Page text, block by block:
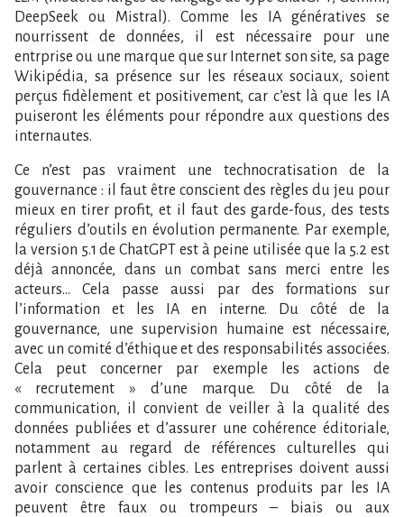
DeepSeek ou Mistral). Comme les IA génératives se
nourrissent de données, il est nécessaire pour une
entrprise ou une marque que sur Internet son site, sa page
Wikipédia, sa présence sur les réseaux sociaux, soient
perçus fidèlement et positivement, car c’est là que les IA
puiseront les éléments pour répondre aux questions des
internautes.
Ce n’est pas vraiment une technocratisation de la
gouvernance : il faut être conscient des règles du jeu pour
mieux en tirer profit, et il faut des garde-fous, des tests
réguliers d’outils en évolution permanente. Par exemple,
la version 5.1 de ChatGPT est à peine utilisée que la 5.2 est
déjà annoncée, dans un combat sans merci entre les
acteurs… Cela passe aussi par des formations sur
l’information et les IA en interne. Du côté de la
gouvernance, une supervision humaine est nécessaire,
avec un comité d’éthique et des responsabilités associées.
Cela peut concerner par exemple les actions de
« recrutement » d’une marque. Du côté de la
communication, il convient de veiller à la qualité des
données publiées et d’assurer une cohérence éditoriale,
notamment au regard de références culturelles qui
parlent à certaines cibles. Les entreprises doivent aussi
avoir conscience que les contenus produits par les IA
peuvent être faux ou trompeurs – biais ou aux